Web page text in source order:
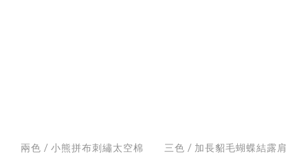
兩色 / 小熊拼布刺繡太空棉
三色 / 加長貂毛蝴蝶結露肩